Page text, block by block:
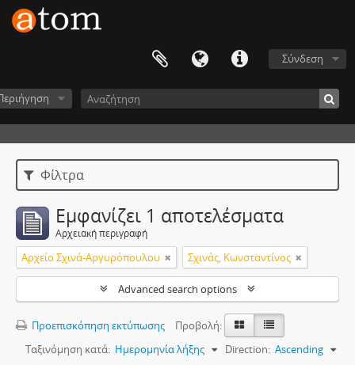
Σύνδεση
Φίλτρα
Εμφανίζει 1 αποτελέσματα
Αρχειακή περιγραφή
Αρχείο Σχινά-Αργυρόπουλου Σχινάς, Κωνσταντίνος
Advanced search options
Προεπισκόπηση εκτύπωσης
Προβολή:
Ταξινόμηση κατά: Ημερομηνία λήξης Direction: Ascending